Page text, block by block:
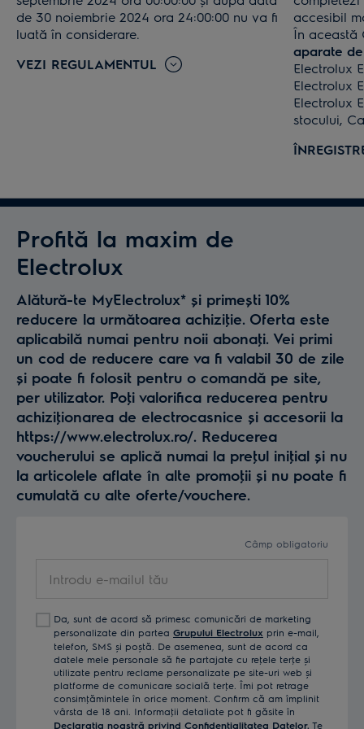
de 30 noiembrie 2024 ora 24:00:00 nu va fi
luată în considerare.
VEZI REGULAMENTUL
accesibil
În această
aparate
Electrolux
Electrolux
Electrolux
stocului,
Profită la maxim de
Electrolux
Alătură-te MyElectrolux* și primești 10%
reducere la următoarea achiziţie. Oferta este
aplicabilă numai pentru noii abonaţi. Vei primi
un cod de reducere care va fi valabil 30 de zile
și poate fi folosit pentru o comandă pe site,
per utilizator. Poţi valorifica reducerea pentru
achiziţionarea de electrocasnice și accesorii la
https://www.electrolux.ro/. Reducerea
voucherului se aplică numai la preţul iniţial și nu
la articolele aflate în alte promoţii și nu poate fi
cumulată cu alte oferte/vouchere.
Câmp obligatoriu
tău Da, sunt de acord să primesc comunicări de marketing
personalizate din partea Grupului Electrolux prin e-mail,
telefon, SMS și poștă. De asemenea, sunt de acord ca
datele mele personale să fie partajate cu reţele terţe și
utilizate pentru reclame personalizate pe site-uri web și
platforme de comunicare socială terţe. Îmi pot retrage
consimţămintele în orice moment. Confirm că am împlinit
vârsta de 18 ani. Informaţii detaliate pot fi găsite în
Declaraţia noastră privind Confidenţialitatea Datelor. Te